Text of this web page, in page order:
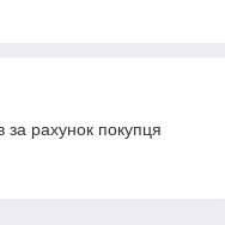
рахунок покупця